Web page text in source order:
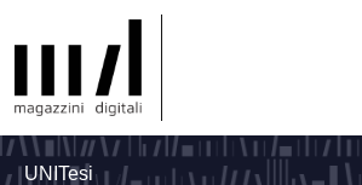
UNITesi